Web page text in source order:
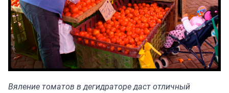
Вяление томатов в дегидраторе даст отличный